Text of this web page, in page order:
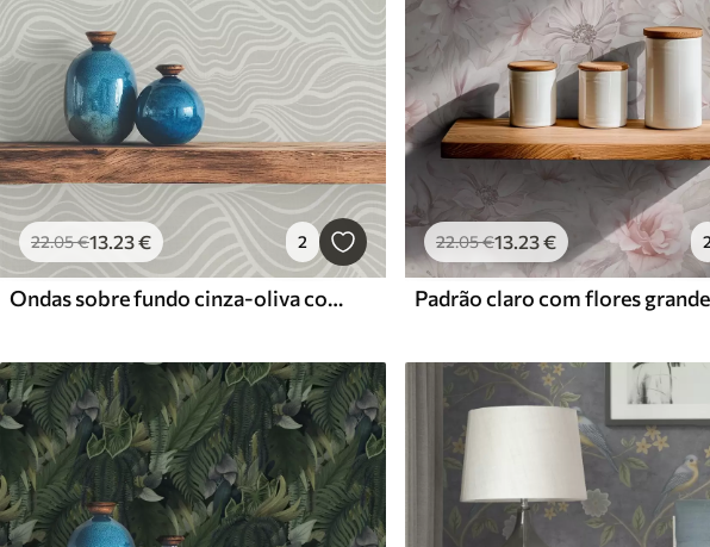
22.05€13.23€ 2
Ondas sobre fundo cinza-oliva com textura de tecido
22.05€13.23€ 2